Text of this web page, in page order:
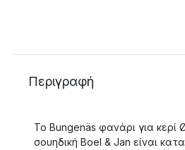
Περιγραφή
Το Bungenäs φανάρι για κερί
σουηδική Boel & Jan είναι